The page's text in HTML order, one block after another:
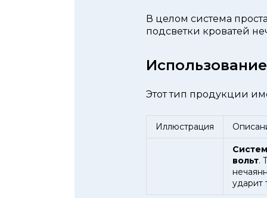
В целом система
подсветки кроватей
Этот тип продукции
Иллюстрация
вольт.
ударит